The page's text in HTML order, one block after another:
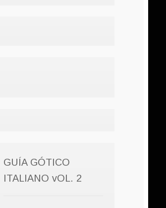
GUÍA GÓTICO
ITALIANO vOL. 2